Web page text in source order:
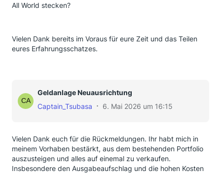
All World stecken?
Vielen Dank bereits im Voraus für eure Zeit und das Teilen
eures Erfahrungsschatzes.
Geldanlage Neuausrichtung
Captain_Tsubasa
6. Mai 2026 um 16:15
Vielen Dank euch für die Rückmeldungen. Ihr habt mich in
meinem Vorhaben bestärkt, aus dem bestehenden Portfolio
auszusteigen und alles auf einemal zu verkaufen.
Insbesondere den Ausgabeaufschlag und die hohen Kosten